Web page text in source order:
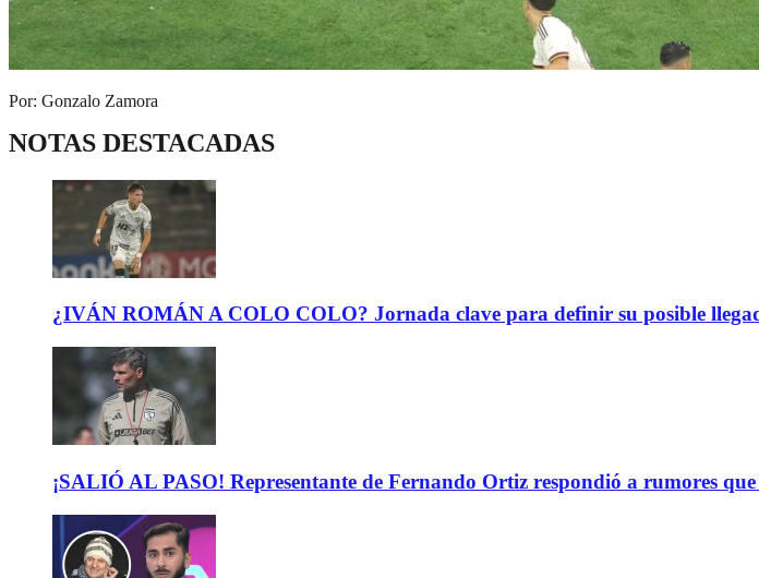
Por: Gonzalo Zamora
NOTAS DESTACADAS
¿IVÁN ROMÁN A COLO COLO? Jornada clave para definir su posible
¡SALIÓ AL PASO! Representante de Fernando Ortiz respondió a rumores